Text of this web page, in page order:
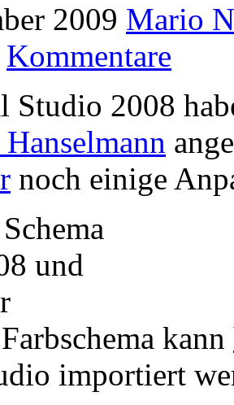
2009 Mario
Kommentare
Studio 2008
noch einige
kann
importiert